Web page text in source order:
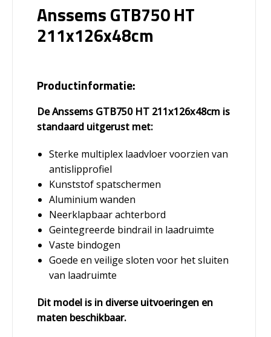
Anssems GTB750 HT
211x126x48cm
Productinformatie:
De Anssems GTB750 HT 211x126x48cm is
standaard uitgerust met:
Sterke multiplex laadvloer voorzien van
antislipprofiel
Kunststof spatschermen
Aluminium wanden
Neerklapbaar achterbord
Geintegreerde bindrail in laadruimte
Vaste bindogen
Goede en veilige sloten voor het sluiten
van laadruimte
Dit model is in diverse uitvoeringen en
maten beschikbaar.